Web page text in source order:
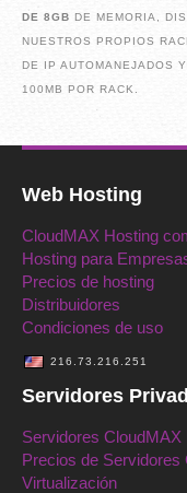
DE 8GB DE MEMORIA,
NUESTROS PROPIOS
DE IP AUTOMANEJADOS
100MB POR RACK.
Web Hosting
CloudMAX Hosting
Hosting para
Precios de hosting
Distribuidores
Condiciones de uso
216.73.216.251
Servidores
Servidores CloudMAX
Precios de Servidores
Virtualización